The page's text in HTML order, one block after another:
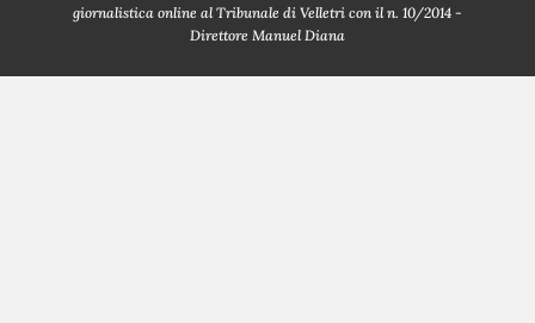
giornalistica online al Tribunale di Velletri con il n. 10/2014 -
Direttore Manuel Diana